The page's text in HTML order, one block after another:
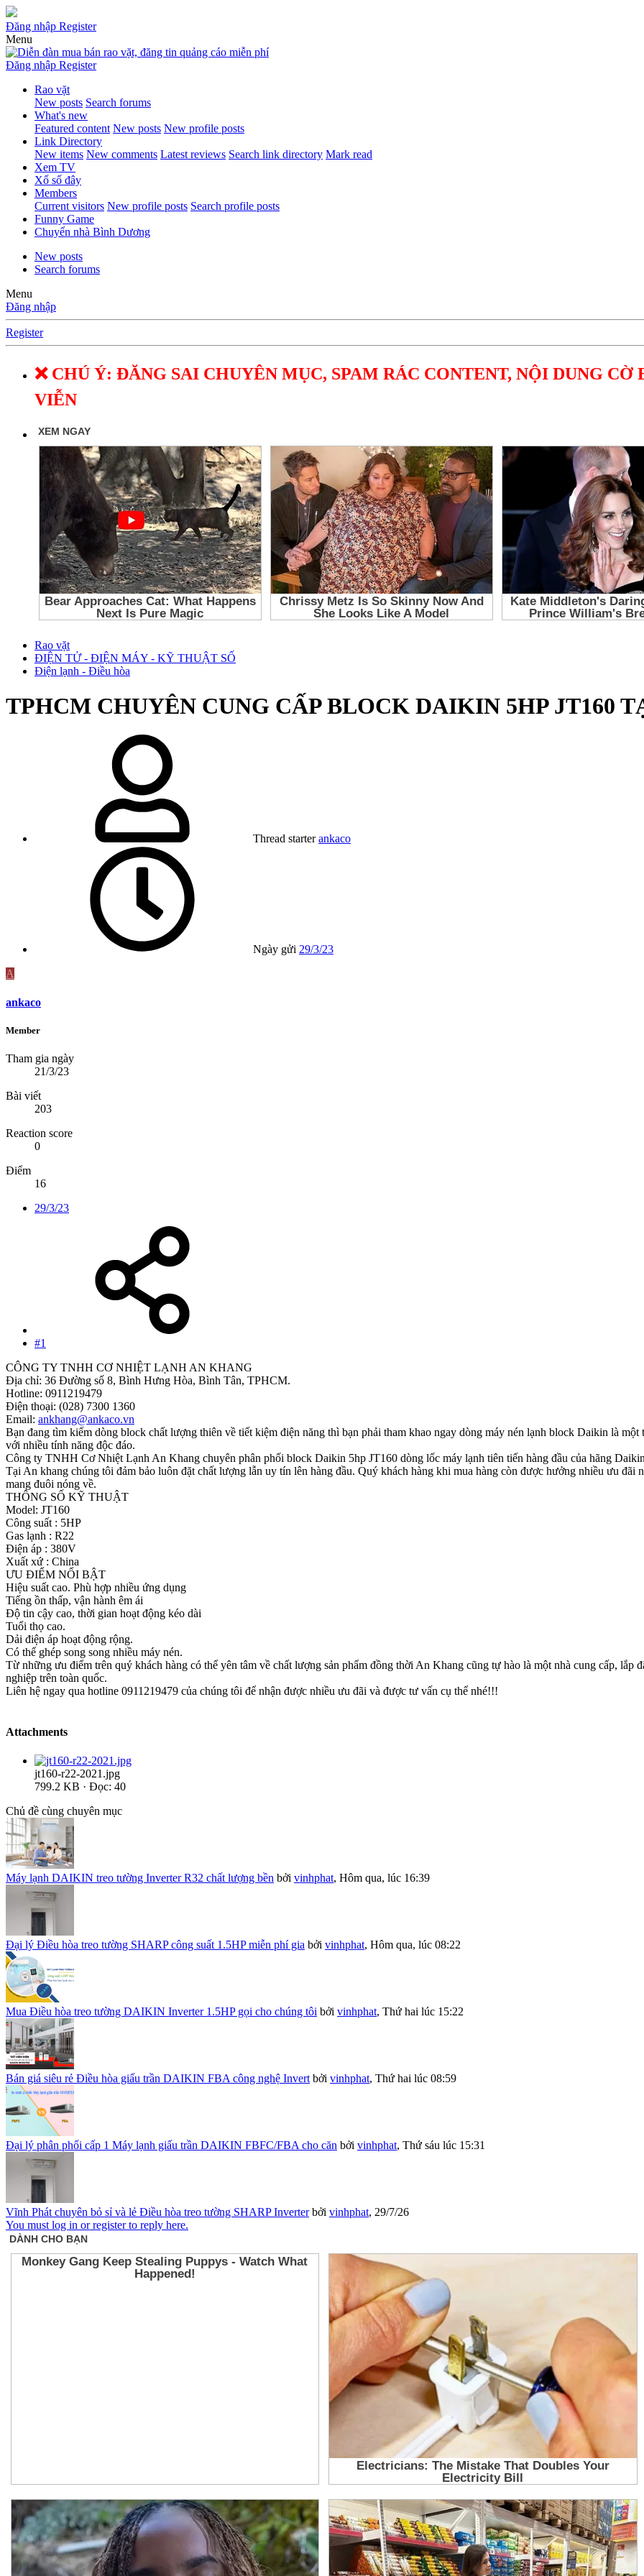
Đăng nhập Register
Menu
Đăng nhập Register
Rao vặt
New posts Search forums
What's new
Featured content New posts New profile posts
Link Directory
New items New comments Latest reviews Search link directory Mark read
Xem TV
Xổ số đây
Members
Current visitors New profile posts Search profile posts
Funny Game
Chuyển nhà Bình Dương
New posts
Search forums
Menu
Đăng nhập
Register
❌ CHÚ Ý: ĐĂNG SAI CHUYÊN MỤC, SPAM RÁC CONTENT, NỘI DUNG
VIỄN
Rao vặt
ĐIỆN TỬ - ĐIỆN MÁY - KỸ THUẬT SỐ
Điện lạnh - Điều hòa
TPHCM CHUYÊN CUNG CẤP BLOCK DAIKIN 5HP JT160
Thread starter ankaco
Ngày gửi 29/3/23
A
ankaco
Member
Tham gia ngày
21/3/23
Bài viết
203
Reaction score
0
Điểm
16
29/3/23
#1
CÔNG TY TNHH CƠ NHIỆT LẠNH AN KHANG
Địa chỉ: 36 Đường số 8, Bình Hưng Hòa, Bình Tân, TPHCM.
Hotline: 0911219479
Điện thoại: (028) 7300 1360
Email: ankhang@ankaco.vn
Bạn đang tìm kiếm dòng block chất lượng thiên về tiết kiệm điện năng thì bạn phải tham khao ngay dòng máy nén lạnh block Daikin là
với nhiều tính năng độc đáo.
Công ty TNHH Cơ Nhiệt Lạnh An Khang chuyên phân phối block Daikin 5hp JT160 dòng lốc máy lạnh tiên tiến hàng đầu của hãng
Tại An khang chúng tôi đảm bảo luôn đặt chất lượng lẫn uy tín lên hàng đầu. Quý khách hàng khi mua hàng còn được hưởng nhiều ưu đãi
mang đuôi nóng về.
THÔNG SỐ KỸ THUẬT
Model: JT160
Công suất : 5HP
Gas lạnh : R22
Điện áp : 380V
Xuất xứ : China
ƯU ĐIỂM NỔI BẬT
Hiệu suất cao. Phù hợp nhiều ứng dụng
Tiếng ồn thấp, vận hành êm ái
Độ tin cậy cao, thời gian hoạt động kéo dài
Tuổi thọ cao.
Dải điện áp hoạt động rộng.
Có thể ghép song song nhiều máy nén.
Từ những ưu điểm trên quý khách hàng có thể yên tâm về chất lượng sản phẩm đồng thời An Khang cũng tự hào là một nhà cung cấp, lắp
nghiệp trên toàn quốc.
Liên hệ ngay qua hotline 0911219479 của chúng tôi để nhận được nhiều ưu đãi và được tư vấn cụ thể nhé!!!
Attachments
jt160-r22-2021.jpg
799.2 KB · Đọc: 40
Chủ đề cùng chuyên mục
Máy lạnh DAIKIN treo tường Inverter R32 chất lượng bền bởi vinhphat, Hôm qua, lúc 16:39
Đại lý Điều hòa treo tường SHARP công suất 1.5HP miễn phí gia bởi vinhphat, Hôm qua, lúc 08:22
Mua Điều hòa treo tường DAIKIN Inverter 1.5HP gọi cho chúng tôi bởi vinhphat, Thứ hai lúc 15:22
Bán giá siêu rẻ Điều hòa giấu trần DAIKIN FBA công nghệ Invert bởi vinhphat, Thứ hai lúc 08:59
Đại lý phân phối cấp 1 Máy lạnh giấu trần DAIKIN FBFC/FBA cho căn bởi vinhphat, Thứ sáu lúc 15:31
Vĩnh Phát chuyên bỏ sỉ và lẻ Điều hòa treo tường SHARP Inverter bởi vinhphat, 29/7/26
You must log in or register to reply here.